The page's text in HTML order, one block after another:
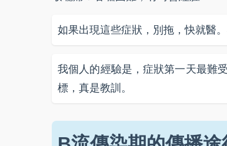
如果出現這些症狀，別拖，快就醫
我個人的經驗是，症狀第一天最難
標，真是教訓。